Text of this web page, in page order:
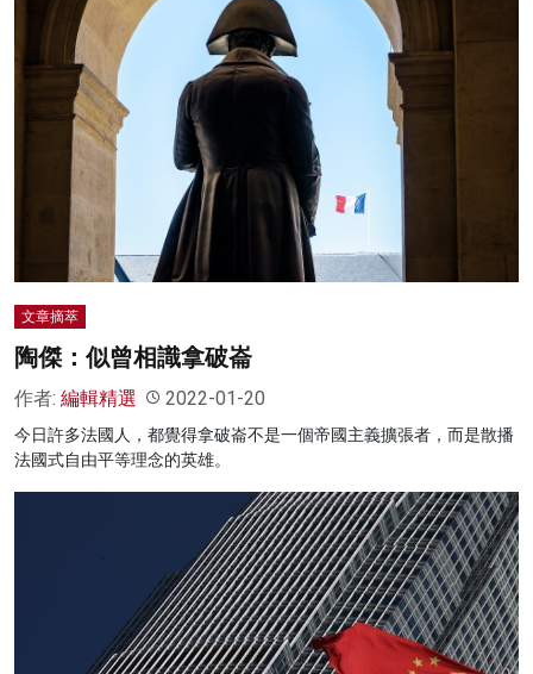
文章摘萃
陶傑：似曾相識拿破崙
作者: 編輯精選 2022-01-20
今日許多法國人，都覺得拿破崙不是一個帝國主義擴張者，而是散播
法國式自由平等理念的英雄。